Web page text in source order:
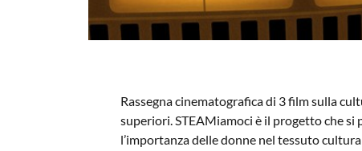
Rassegna cinematografica di 3 film sulla
superiori. STEAMiamoci è il progetto che si
l’importanza delle donne nel tessuto